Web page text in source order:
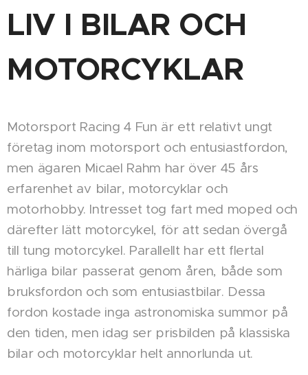
LIV I BILAR OCH
MOTORCYKLAR
Motorsport Racing 4 Fun är ett relativt ungt
företag inom motorsport och entusiastfordon,
men ägaren Micael Rahm har över 45 års
erfarenhet av bilar, motorcyklar och
motorhobby. Intresset tog fart med moped och
därefter lätt motorcykel, för att sedan övergå
till tung motorcykel. Parallellt har ett flertal
härliga bilar passerat genom åren, både som
bruksfordon och som entusiastbilar. Dessa
fordon kostade inga astronomiska summor på
den tiden, men idag ser prisbilden på klassiska
bilar och motorcyklar helt annorlunda ut.